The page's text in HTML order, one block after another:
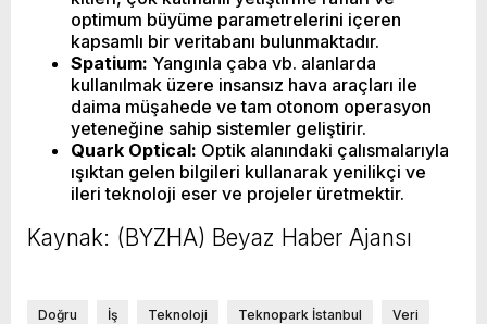
optimum büyüme parametrelerini içeren
kapsamlı bir veritabanı bulunmaktadır.
Spatium: Yangınla çaba vb. alanlarda
kullanılmak üzere insansız hava araçları ile
daima müşahede ve tam otonom operasyon
yeteneğine sahip sistemler geliştirir.
Quark Optical: Optik alanındaki çalısmalarıyla
ışıktan gelen bilgileri kullanarak yenilikçi ve
ileri teknoloji eser ve projeler üretmektir.
Kaynak: (BYZHA) Beyaz Haber Ajansı
Doğru İş Teknoloji Teknopark İstanbul Veri